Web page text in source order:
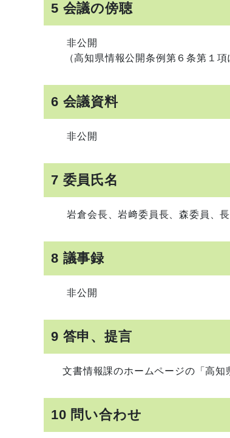
5 会議の傍聴
非公開
（高知県情報公開条例第６条第１項
6 会議資料
非公開
7 委員氏名
岩倉会長、岩﨑委員長、森委員、長
8 議事録
非公開
9 答申、提言
文書情報課のホームページの「高知
10 問い合わせ